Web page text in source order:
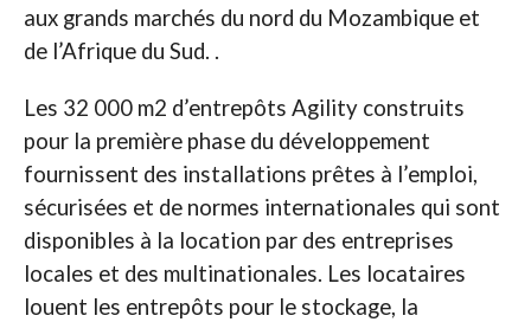
aux grands marchés du nord du Mozambique et
de l’Afrique du Sud. .
Les 32 000 m2 d’entrepôts Agility construits
pour la première phase du développement
fournissent des installations prêtes à l’emploi,
sécurisées et de normes internationales qui sont
disponibles à la location par des entreprises
locales et des multinationales. Les locataires
louent les entrepôts pour le stockage, la